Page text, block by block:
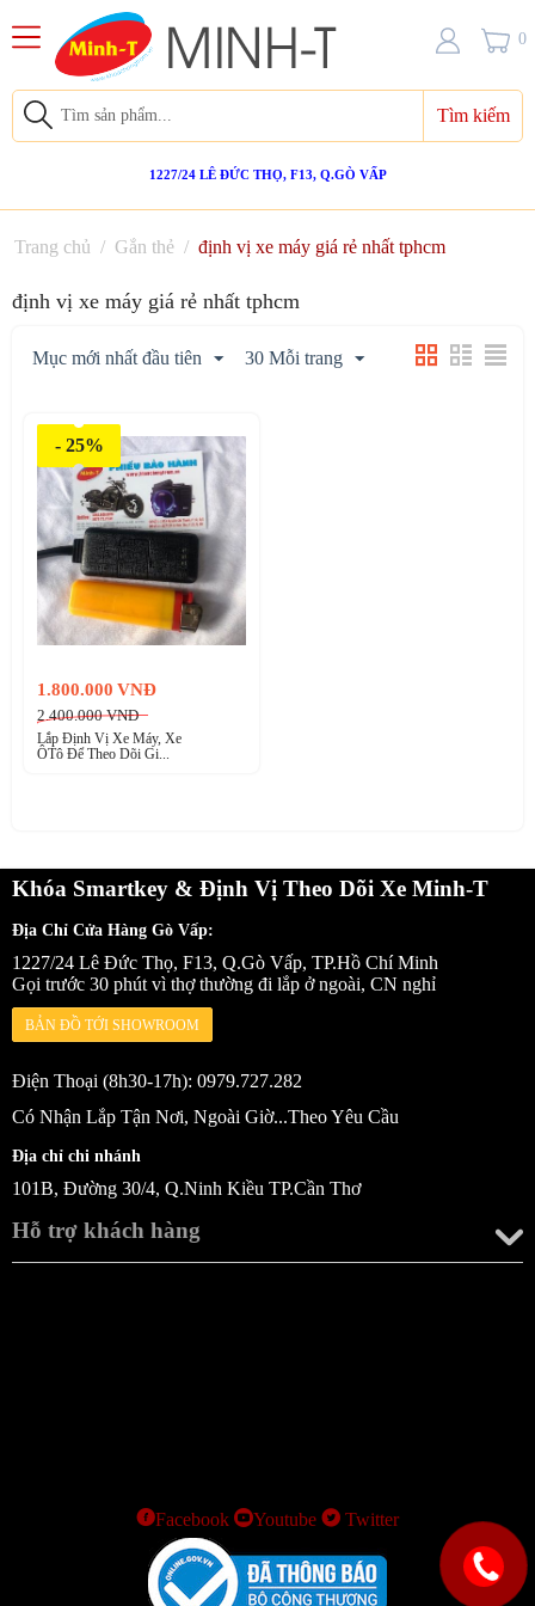
Tìm kiếm
1227/24 LÊ ĐỨC THỌ, F13, Q.GÒ VẤP
0
Trang chủ / Gắn thẻ / định vị xe máy giá rẻ nhất tphcm
định vị xe máy giá rẻ nhất tphcm
Mục mới nhất đầu tiên 30 Mỗi trang
- 25%
1.800.000 VNĐ
2.400.000 VNĐ
Lắp Định Vị Xe Máy, Xe
ÔTô Để Theo Dõi Gi...
Khóa Smartkey & Định Vị Theo Dõi Xe Minh-T
Địa Chỉ Cửa Hàng Gò Vấp:
1227/24 Lê Đức Thọ, F13, Q.Gò Vấp, TP.Hồ Chí Minh
Gọi trước 30 phút vì thợ thường đi lắp ở ngoài, CN nghỉ
BẢN ĐỒ TỚI SHOWROOM
Điện Thoại (8h30-17h): 0979.727.282
Có Nhận Lắp Tận Nơi, Ngoài Giờ...Theo Yêu Cầu
Địa chỉ chi nhánh
101B, Đường 30/4, Q.Ninh Kiều TP.Cần Thơ
Hỗ trợ khách hàng
Facebook Youtube Twitter